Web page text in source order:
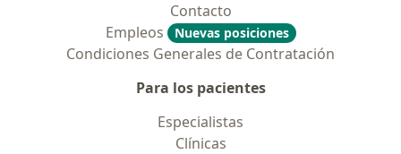
Contacto
Empleos
Nuevas posiciones
Condiciones Generales de Contratación
Para los pacientes
Especialistas
Clínicas